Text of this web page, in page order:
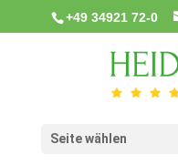
+49 34921 72-0
Seite wählen